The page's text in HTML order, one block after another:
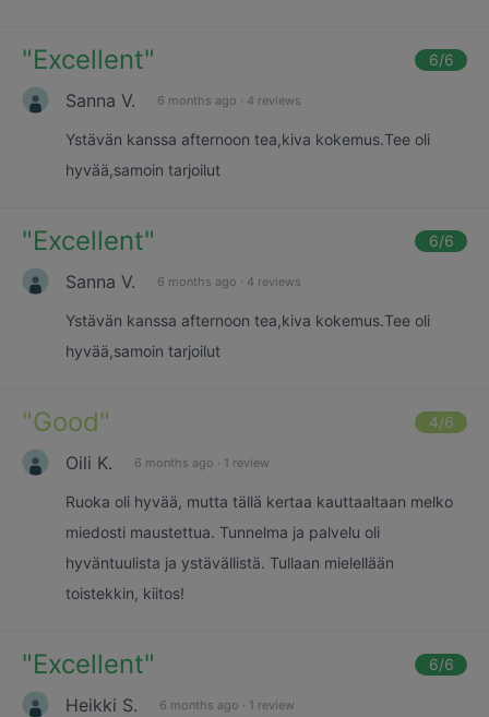
"Excellent" 6/6
Sanna V. 6 months ago · 4 reviews
Ystävän kanssa afternoon tea,kiva kokemus.Tee oli
hyvää,samoin tarjoilut
"Excellent" 6/6
Sanna V. 6 months ago · 4 reviews
Ystävän kanssa afternoon tea,kiva kokemus.Tee oli
hyvää,samoin tarjoilut
"Good" 4/6
Oili K. 6 months ago · 1 review
Ruoka oli hyvää, mutta tällä kertaa kauttaaltaan melko
miedosti maustettua. Tunnelma ja palvelu oli
hyväntuulista ja ystävällistä. Tullaan mielellään
toistekkin, kiitos!
"Excellent" 6/6
Heikki S. 6 months ago · 1 review